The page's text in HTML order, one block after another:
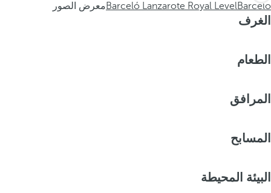
Barceló
Barceló Lanzarote Royal Levelمعرض الصور
الغرف
الطعام
المرافق
المسابح
البيئة المحيطة